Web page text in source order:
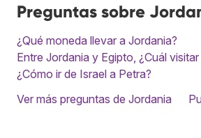
Preguntas sobre
¿Qué moneda llevar a Jordania?
Entre Jordania y Egipto, ¿Cuál
¿Cómo ir de Israel a Petra?
Ver más preguntas de Jordania